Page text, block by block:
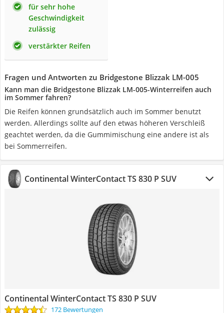
für sehr hohe
Geschwindigkeit
zulässig
verstärkter Reifen
Fragen und Antworten zu Bridgestone Blizzak LM-005
Kann man die Bridgestone Blizzak LM-005-Winterreifen auch
im Sommer fahren?
Die Reifen können grundsätzlich auch im Sommer benutzt
werden. Allerdings sollte auf den etwas höheren Verschleiß
geachtet werden, da die Gummimischung eine andere ist als
bei Sommerreifen.
Continental WinterContact TS 830 P SUV
Continental WinterContact TS 830 P SUV
172 Bewertungen